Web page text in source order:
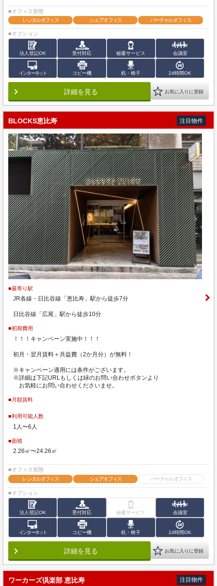
■オフィス形態
レンタルオフィス
シェアオフィス バーチャルオフィス
■オプション
法人登記OK 受付対応 秘書サービス 会議室
インターネット コピー機 机・椅子 24時間OK
詳細を見る お気に入りに登録
BLOCKS恵比寿 注目物件
■最寄り駅
JR各線・日比谷線「恵比寿」駅から徒歩7分
日比谷線「広尾」駅から徒歩10分
■初期費用
！！！キャンペーン実施中！！！
初月・翌月賃料＋共益費（2か月分）が無料！
※キャンペーン適用には条件がございます。
※詳細は下記URLもしくは緑のお問い合わせボタンより
お気軽にお問い合わせくださいませ。
■月額賃料
■利用可能人数
1人〜6人
■面積
2.26㎡〜24.26㎡
■オフィス形態
レンタルオフィス
シェアオフィス バーチャルオフィス
■オプション
法人登記OK 受付対応 秘書サービス 会議室
インターネット コピー機 机・椅子 24時間OK
詳細を見る お気に入りに登録
ワーカーズ倶楽部 恵比寿 注目物件